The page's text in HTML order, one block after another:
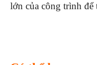
lớn của công trình